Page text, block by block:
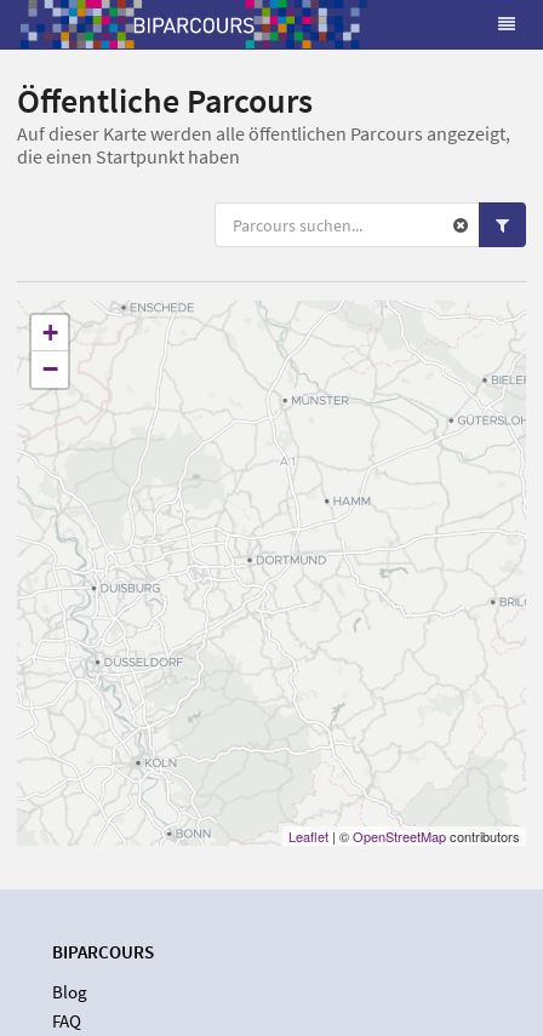
Öffentliche Parcours
Auf dieser Karte werden alle öffentlichen Parcours angezeigt,
die einen Startpunkt haben
+
−
Leaflet | ©OpenStreetMapcontributors
BIPARCOURS
Blog
FAQ